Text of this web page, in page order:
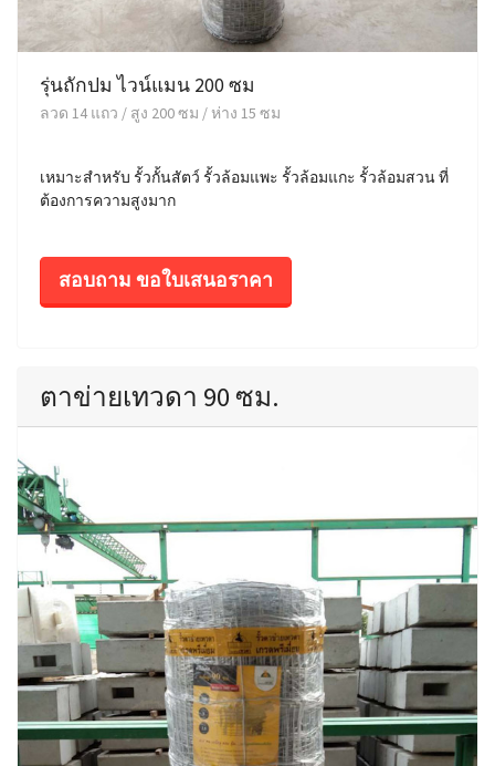
รุ่นถักปม ไวน์แมน 200 ซม
ลวด 14 แถว / สูง 200 ซม / ห่าง 15 ซม
เหมาะสำหรับ รั้วกั้นสัตว์ รั้วล้อมแพะ รั้วล้อมแกะ รั้วล้อมสวน ที่
ต้องการความสูงมาก
สอบถาม ขอใบเสนอราคา
ตาข่ายเทวดา 90 ซม.